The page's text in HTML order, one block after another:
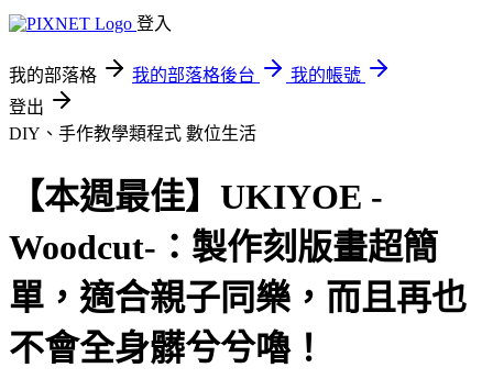
登入
我的部落格 我的部落格後台
我的帳號
登出
DIY、手作教學類程式 數位生活
【本週最佳】UKIYOE -
Woodcut-：製作刻版畫超簡
單，適合親子同樂，而且再也
不會全身髒兮兮嚕！